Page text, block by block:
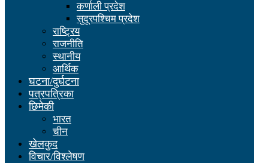
कर्णाली प्रदेश
सुदूरपश्चिम प्रदेश
राष्ट्रिय
राजनीति
स्थानीय
आर्थिक
घटना/दुर्घटना
पत्रपत्रिका
छिमेकी
भारत
चीन
खेलकुद
विचार/विश्लेषण